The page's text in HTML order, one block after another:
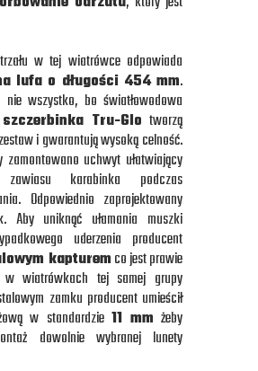
w tej wiatrówce odpowiada
lufa o długości 454 mm.
wszystko, bo światłowodowa
Tru-Glo tworzą
i gwarantują wysoką celność.
zamontowano uchwyt ułatwiający
zawiasu karabinka podczas
Odpowiednio zaprojektowany
Aby uniknąć ułamania muszki
uderzenia producent
kapturemco jest prawie
w wiatrówkach tej samej grupy
zamku producent umieścił
w standardzie 11 mm żeby
dowolnie wybranej lunety